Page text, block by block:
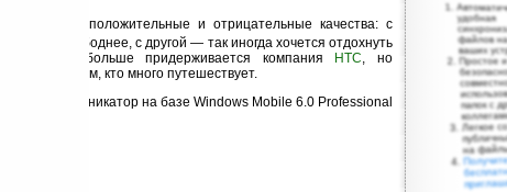
есть положительные и отрицательные качества: с
себя свободнее, с другой — так иногда хочется отдохнуть
зрения больше придерживается компания
HTC, но
всем, кто много путешествует.
собой коммуникатор на базе Windows Mobile 6.0 Professional
удобная
файлов
ваших
Простое и
папок с
Легкое
на